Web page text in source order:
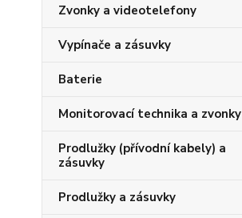
Zvonky a videotelefony
Vypínače a zásuvky
Baterie
Monitorovací technika a zvonky
Prodlužky (přívodní kabely) a
zásuvky
Prodlužky a zásuvky